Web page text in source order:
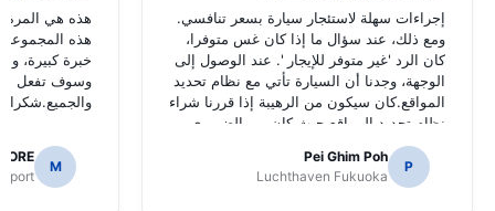
إجراءات سهلة لاستئجار سيارة بسعر تنافسي.
ومع ذلك، عند سؤال ما إذا كان غس متوفرا،
كان الرد 'غير متوفر للإيجار '. عند الوصول إلى
الوجهة، وجدنا أن السيارة تأتي مع نظام تحديد
المواقع.كان سيكون من الرهيبة إذا قررنا شراء
نظام تحديد المواقع حيث كان من الضروري
للتنقل الطرق اليابانية.
P
Pei Ghim Poh
Luchthaven Fukuoka
هذه هي المرة
هذه
خبرة كبيرة،
وسوف تفعل
والجميع.شكرا
M